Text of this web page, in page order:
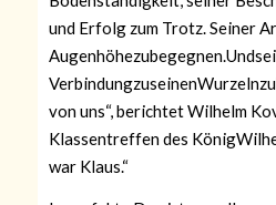
und Erfolg zum Trotz. Seiner
von uns“, berichtet Wilhelm
Klassentreffen des
war Klaus.“